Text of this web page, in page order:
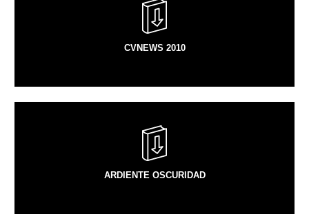
CVNEWS 2010
VER ARTÍCULO
ARDIENTE OSCURIDAD
VER ARTÍCULO